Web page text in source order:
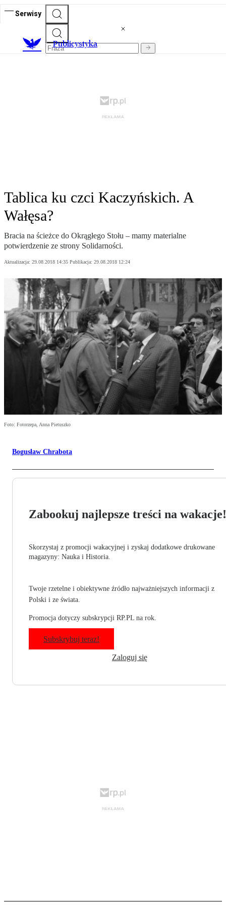
Serwisy
Publicystyka
Tablica ku czci Kaczyńskich. A
Wałęsa?
Bracia na ścieżce do Okrągłego Stołu – mamy materialne
potwierdzenie ze strony Solidarności.
Aktualizacja: 29.08.2018 14:35 Publikacja: 29.08.2018 12:24
Foto: Fotorzepa, Anna Pietuszko
Bogusław Chrabota
Zabookuj najlepsze treści na wakacje!
Skorzystaj z promocji wakacyjnej i zyskaj dodatkowe drukowane
magazyny: Nauka i Historia.
Twoje rzetelne i obiektywne źródło najważniejszych informacji z
Polski i ze świata.
Promocja dotyczy subskrypcji RP.PL na rok.
Subskrybuj teraz!
Zaloguj się